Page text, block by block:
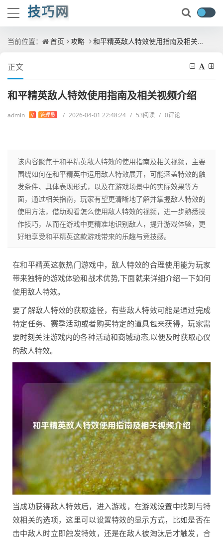
技巧网
当前位置： 首页 攻略 和平精英敌人特效使用指南及相关视频介绍
正文
和平精英敌人特效使用指南及相关视频介绍
admin V 管理员 / 2026-04-01 22:48:24 / 53阅读 / 0评论
该内容聚焦于和平精英敌人特效的使用指南及相关视频，主要
围绕如何在和平精英中运用敌人特效展开，可能涵盖特效的触
发条件、具体表现形式，以及在游戏场景中的实际效果等方
面，通过相关指南，玩家有望更清晰地了解并掌握敌人特效的
使用方法，借助观看怎么使用敌人特效的视频，进一步熟悉操
作技巧，从而在游戏中更精准地识别敌人，提升游戏体验，更
好地享受和平精英这款游戏带来的乐趣与竞技感。
在和平精英这款热门游戏中，敌人特效的合理使用能为玩家
带来独特的游戏体验和战术优势,下面就来详细介绍一下如何
使用敌人特效。
要了解敌人特效的获取途径，有些敌人特效可能是通过完成
特定任务、赛季活动或者购买特定的道具包来获得，玩家需
要时刻关注游戏内的各种活动和商城动态,以便及时获取心仪
的敌人特效。
当成功获得敌人特效后，进入游戏，在游戏设置中找到与特
效相关的选项，这里可以设置特效的显示方式，比如是否在
击中敌人时立即触发特效，还是在敌人被淘汰后才触发，合